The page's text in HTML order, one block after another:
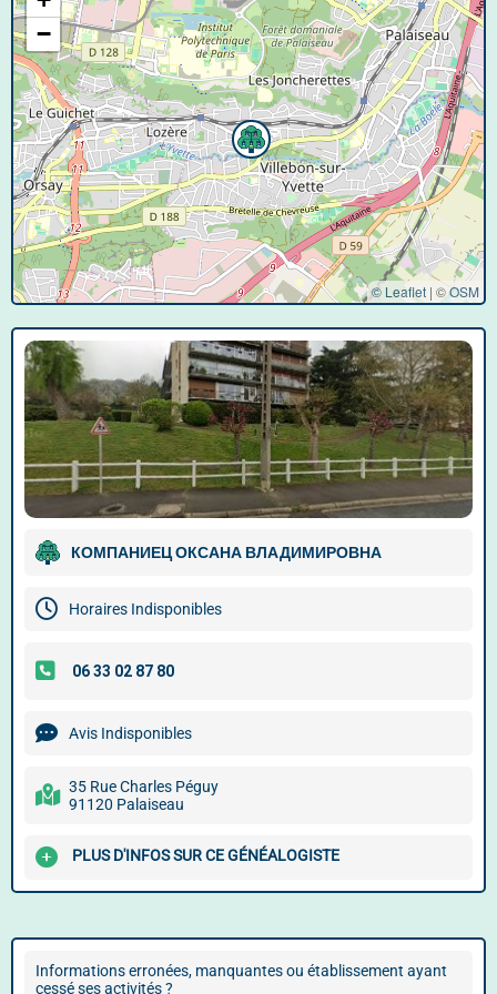
−
© Leaflet | ©OSM
КОМПАНИЕЦ ОКСАНА ВЛАДИМИРОВНА
Horaires Indisponibles
Avis Indisponibles
35 Rue Charles Péguy
91120 Palaiseau
PLUS D'INFOS SUR CE GÉNÉALOGISTE
Informations erronées, manquantes ou établissement ayant
cessé ses activités ?